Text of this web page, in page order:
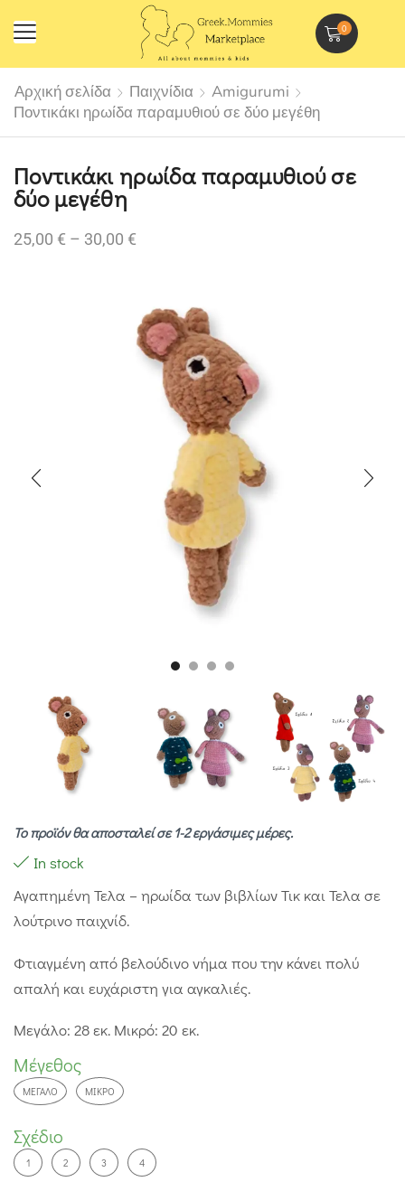
0
Αρχική σελίδα Παιχνίδια
Amigurumi
Ποντικάκι ηρωίδα παραμυθιού σε δύο μεγέθη
Ποντικάκι ηρωίδα παραμυθιού σε
δύο μεγέθη
25,00 € – 30,00 €
Το προϊόν θα αποσταλεί σε 1-2 εργάσιμες μέρες.
In stock
Αγαπημένη Τελα – ηρωίδα των βιβλίων Τικ και Τελα σε
λούτρινο παιχνίδ.
Φτιαγμένη από βελούδινο νήμα που την κάνει πολύ
απαλή και ευχάριστη για αγκαλιές.
Μεγάλο: 28 εκ. Μικρό: 20 εκ.
Μέγεθος
ΜΕΓΆΛΟ ΜΙΚΡΌ
Σχέδιο
1 2 3 4